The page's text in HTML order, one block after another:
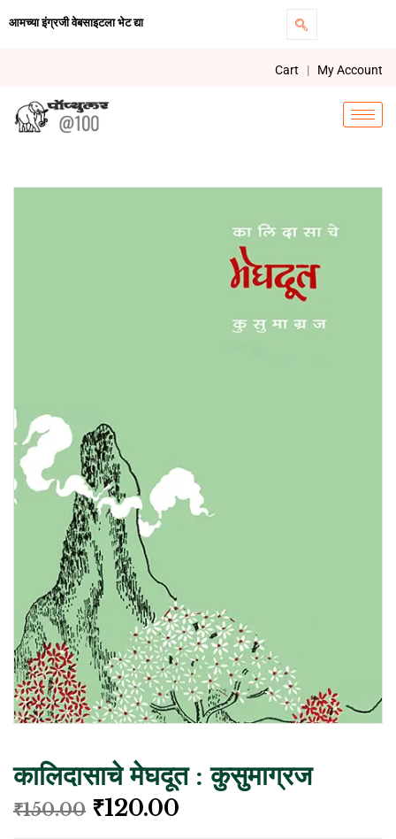
आमच्या इंग्रजी वेबसाइटला भेट द्या
Cart | My Account
कालिदासाचे मेघदूत : कुसुमाग्रज
₹150.00 ₹120.00